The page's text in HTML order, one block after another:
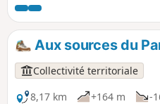
l'albanais n'est peut-être pas
Rhône mais elle permet de
la région.Aux sources du
Collectivité territoriale
8,17 km
+164 m
-